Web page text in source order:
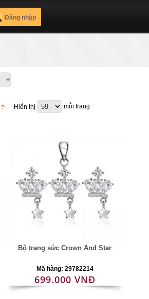
Đăng nhập
Hiển thị mỗi trang
Bộ trang sức Crown And Star
Mã hàng: 29782214
699.000 VNĐ